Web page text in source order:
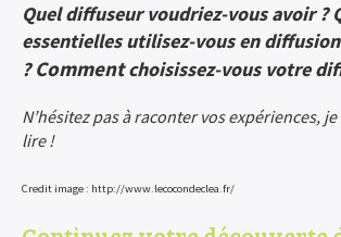
Quel diffuseur voudriez-vous avoir ?
essentielles utilisez-vous en diffusion
?Comment choisissez-vous votre
N’hésitez pas à raconter vos expériences,
lire !
Credit image : http://www.lecocondeclea.fr/